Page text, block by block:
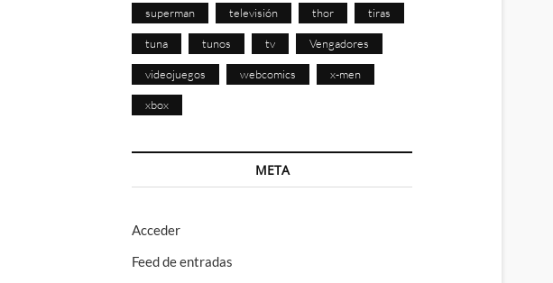
superman televisión thor tiras
tuna tunos tv Vengadores
videojuegos webcomics x-men
xbox
META
Acceder
Feed de entradas